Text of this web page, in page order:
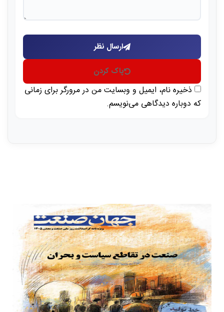
ارسال نظر
پاک کردن
ذخیره نام، ایمیل و وبسایت من در مرورگر برای زمانی
که دوباره دیدگاهی می‌نویسم.